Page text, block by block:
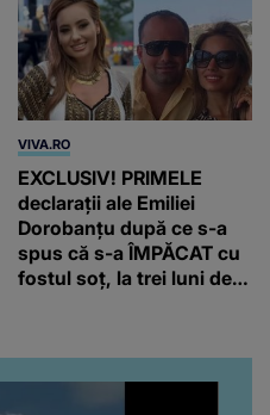
VIVA.RO
EXCLUSIV! PRIMELE
declarații ale Emiliei
Dorobanțu după ce s-a
spus că s-a ÎMPĂCAT cu
fostul soț, la trei luni de
artistă i-a lăsat MASCĂ
pe toți. De data aceasta,